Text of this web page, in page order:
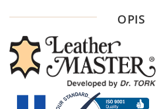
OPIS